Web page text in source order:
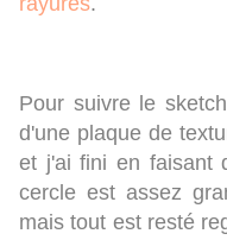
Pour suivre le
d'une plaque de
et j'ai fini en faisant
cercle est assez
mais tout est resté